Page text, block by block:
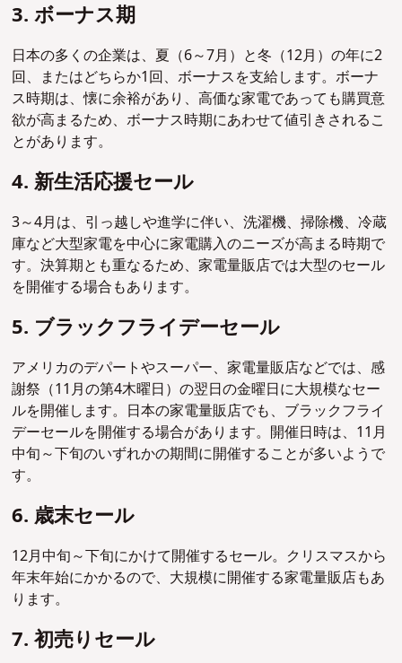
3. ボーナス期
日本の多くの企業は、夏（6～7月）と冬（12月）の年に2
回、またはどちらか1回、ボーナスを支給します。ボーナ
ス時期は、懐に余裕があり、高価な家電であっても購買意
欲が高まるため、ボーナス時期にあわせて値引きされるこ
とがあります。
4. 新生活応援セール
3～4月は、引っ越しや進学に伴い、洗濯機、掃除機、冷蔵
庫など大型家電を中心に家電購入のニーズが高まる時期で
す。決算期とも重なるため、家電量販店では大型のセール
を開催する場合もあります。
5. ブラックフライデーセール
アメリカのデパートやスーパー、家電量販店などでは、感
謝祭（11月の第4木曜日）の翌日の金曜日に大規模なセー
ルを開催します。日本の家電量販店でも、ブラックフライ
デーセールを開催する場合があります。開催日時は、11月
中旬～下旬のいずれかの期間に開催することが多いようで
す。
6. 歳末セール
12月中旬～下旬にかけて開催するセール。クリスマスから
年末年始にかかるので、大規模に開催する家電量販店もあ
ります。
7. 初売りセール